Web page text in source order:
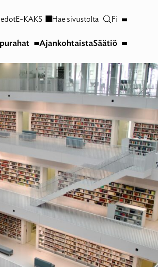
E-KAKS Hae sivustolta Fi
AjankohtaistaSäätiö